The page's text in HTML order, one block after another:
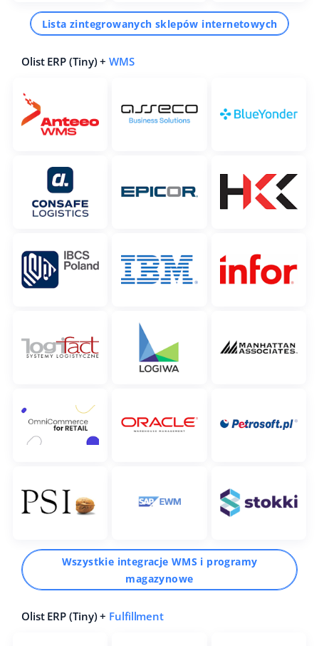
Lista zintegrowanych sklepów internetowych
Olist ERP (Tiny) +WMS
Wszystkie integracje WMS i programy
magazynowe
Olist ERP (Tiny) + Fulfillment